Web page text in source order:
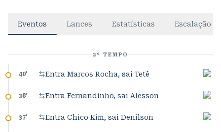
Eventos Lances Estatísticas Escalação
2º TEMPO
40' Entra Marcos Rocha, sai Tetê
38' Entra Fernandinho, sai Alesson
37' Entra Chico Kim, sai Denilson